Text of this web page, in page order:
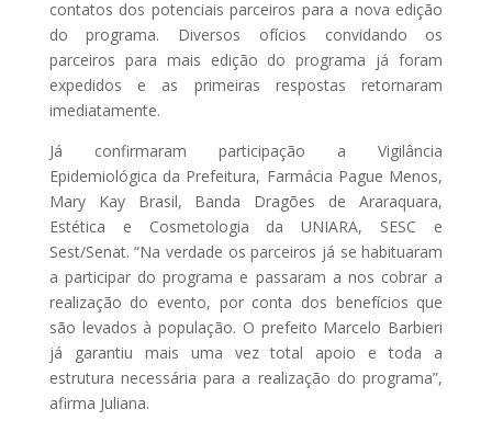
contatos dos potenciais parceiros para a nova edição
do programa. Diversos ofícios convidando os
parceiros para mais edição do programa já foram
expedidos e as primeiras respostas retornaram
imediatamente.
Já confirmaram participação a Vigilância
Epidemiológica da Prefeitura, Farmácia Pague Menos,
Mary Kay Brasil, Banda Dragões de Araraquara,
Estética e Cosmetologia da UNIARA, SESC e
Sest/Senat. “Na verdade os parceiros já se habituaram
a participar do programa e passaram a nos cobrar a
realização do evento, por conta dos benefícios que
são levados à população. O prefeito Marcelo Barbieri
já garantiu mais uma vez total apoio e toda a
estrutura necessária para a realização do programa”,
afirma Juliana.